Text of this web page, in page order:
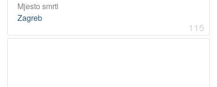
Mjesto smrti
Zagreb
115